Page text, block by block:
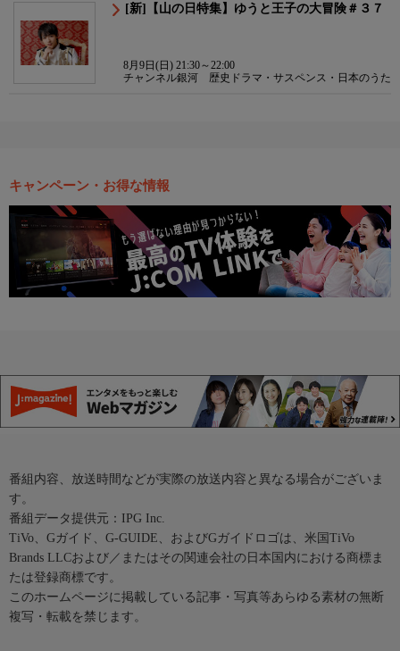
[新]【山の日特集】ゆうと王子の大冒険＃３７
8月9日(日) 21:30～22:00
チャンネル銀河 歴史ドラマ・サスペンス・日本のうた
キャンペーン・お得な情報
番組内容、放送時間などが実際の放送内容と異なる場合がございま
す。
番組データ提供元：IPG Inc.
TiVo、Gガイド、G-GUIDE、およびGガイドロゴは、米国TiVo
Brands LLCおよび／またはその関連会社の日本国内における商標ま
たは登録商標です。
このホームページに掲載している記事・写真等あらゆる素材の無断
複写・転載を禁じます。